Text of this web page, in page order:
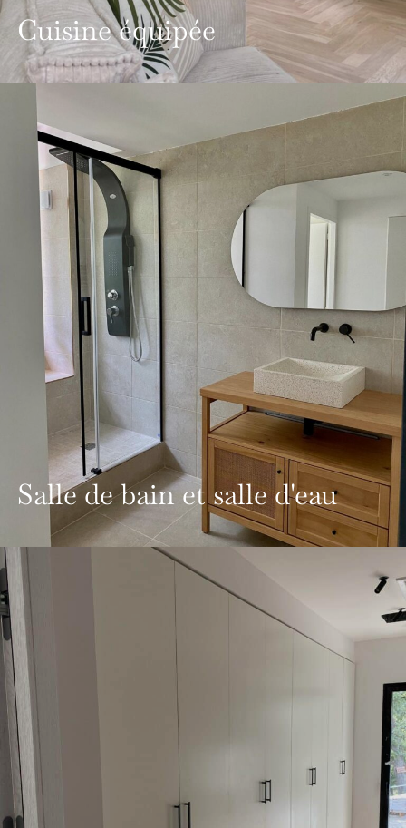
Cuisine équipée
Salle de bain et salle d'eau